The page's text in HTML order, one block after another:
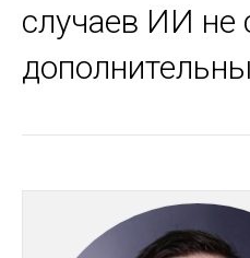
случаев ИИ не